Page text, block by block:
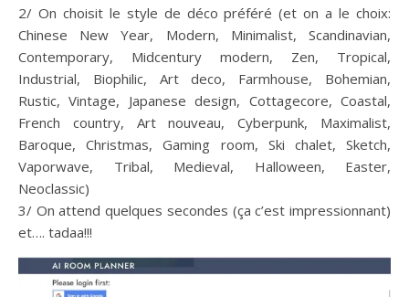
2/ On choisit le style de déco préféré (et on a le choix:
Chinese New Year, Modern, Minimalist, Scandinavian,
Contemporary, Midcentury modern, Zen, Tropical,
Industrial, Biophilic, Art deco, Farmhouse, Bohemian,
Rustic, Vintage, Japanese design, Cottagecore, Coastal,
French country, Art nouveau, Cyberpunk, Maximalist,
Baroque, Christmas, Gaming room, Ski chalet, Sketch,
Vaporwave, Tribal, Medieval, Halloween, Easter,
Neoclassic)
3/ On attend quelques secondes (ça c’est impressionnant)
et…. tadaa!!!